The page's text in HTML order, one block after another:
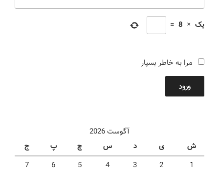
یک ×
8
=
مرا به خاطر بسپار
ورود
آگوست 2026
ش
ی د س چ پ
ج
1
2
3
4
5
6
7